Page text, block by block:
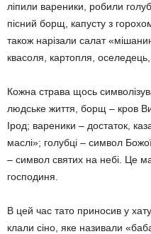
ліпили варе­ники, робили
пісний борщ, капусту з
також нарізали салат
квасоля, картопля,
Кожна страва щось
людське життя, борщ – кров
Ірод; вареники – достаток,
маслі»; голубці – символ
– символ святих на небі. Це
господиня.
В цей час тато приносив у
клали сіно, яке називали